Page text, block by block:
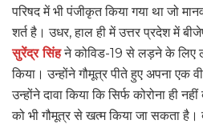
परिषद में भी पंजीकृत किया गया था जो
शर्त है। उधर, हाल ही में उत्तर प्रदेश में
सुरेंद्र सिंहने कोविड-19 से लड़ने के लिए
किया। उन्होंने गौमूत्र पीते हुए अपना एक
उन्होंने दावा किया कि सिर्फ कोरोना ही
को भी गौमूत्र से खत्म किया जा सकता है।